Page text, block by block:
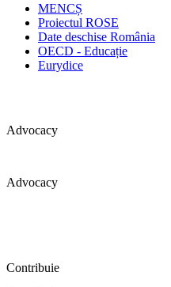
MENCȘ
Proiectul ROSE
Date deschise România
OECD - Educație
Eurydice
Advocacy
Advocacy
Contribuie